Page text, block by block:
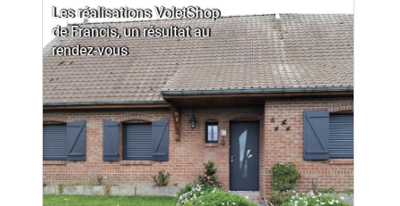
Les réalisations VoletShop
de Francis, un résultat au
rendez-vous